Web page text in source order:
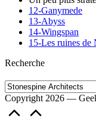
12-Ganymede
13-Abyss
14-Wingspan
15-Les ruines de
Recherche
Copyright 2026 —